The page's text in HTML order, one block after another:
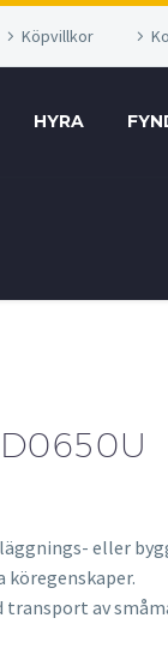
Köpvillkor
HYRA
eller
av